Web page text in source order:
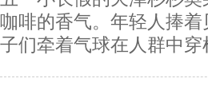
咖啡的香气。年轻人捧
子们牵着气球在人群中